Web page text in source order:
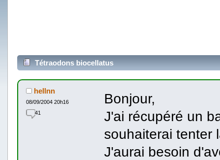
Tétraodons biocellatus
hellnn
08/09/2004 20h16
41
Bonjour,
J'ai récupéré un
souhaiterai tenter
J'aurai besoin